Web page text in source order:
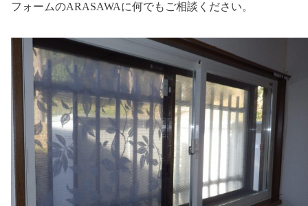
フォームのARASAWAに何でもご相談ください。